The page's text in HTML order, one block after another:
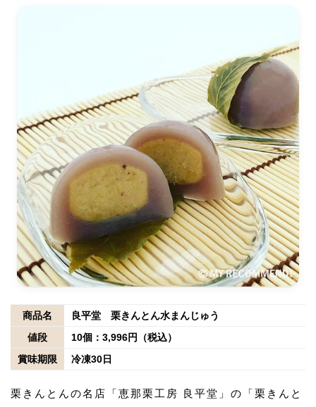
商品名
良平堂 栗きんとん水まんじゅう
値段
10個：3,996円（税込）
賞味期限
冷凍30日
栗きんとんの名店「恵那栗工房 良平堂」の「栗きんと